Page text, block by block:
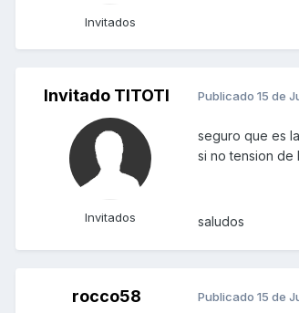
Invitados
Invitado TITOTI
Invitados
Publicado 15 de
seguro que es
si no tension de
saludos
rocco58 Publicado 15 de